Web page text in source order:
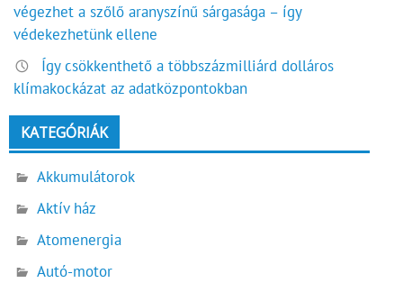
végezhet a szőlő aranyszínű sárgasága – így
védekezhetünk ellene
Így csökkenthető a többszázmilliárd dolláros
klímakockázat az adatközpontokban
KATEGÓRIÁK
Akkumulátorok
Aktív ház
Atomenergia
Autó-motor